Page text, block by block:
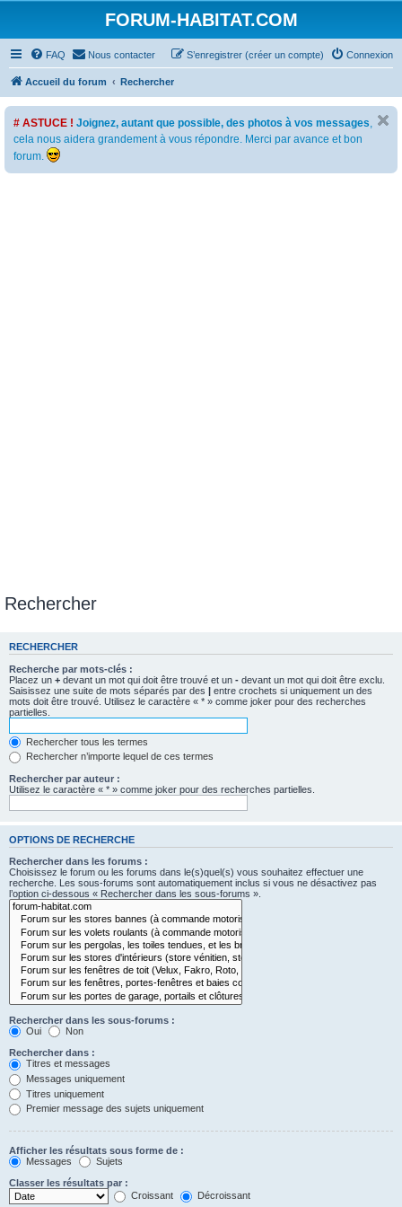
FORUM-HABITAT.COM
FAQ Nous contacter Connexion
S’enregistrer (créer un compte)
Accueil du forum Rechercher
# ASTUCE ! Joignez, autant que possible, des photos à vos messages,
cela nous aidera grandement à vous répondre. Merci par avance et bon
forum.
Rechercher
RECHERCHER
Recherche par mots-clés :
Placez un + devant un mot qui doit être trouvé et un - devant un mot qui doit être exclu.
Saisissez une suite de mots séparés par des | entre crochets si uniquement un des
mots doit être trouvé. Utilisez le caractère « * » comme joker pour des recherches
partielles.
Rechercher tous les termes
Rechercher n’importe lequel de ces termes
Rechercher par auteur :
Utilisez le caractère « * » comme joker pour des recherches partielles.
OPTIONS DE RECHERCHE
Rechercher dans les forums :
Choisissez le forum ou les forums dans le(s)quel(s) vous souhaitez effectuer une
recherche. Les sous-forums sont automatiquement inclus si vous ne désactivez pas
l’option ci-dessous « Rechercher dans les sous-forums ».
Rechercher dans les sous-forums :
Oui
Non
Rechercher dans :
Titres et messages
Messages uniquement
Titres uniquement
Premier message des sujets uniquement
Afficher les résultats sous forme de :
Messages
Sujets
Classer les résultats par :
Croissant
Décroissant